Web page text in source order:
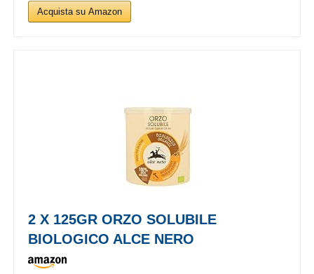
Acquista su Amazon
2 X 125GR ORZO SOLUBILE
BIOLOGICO ALCE NERO